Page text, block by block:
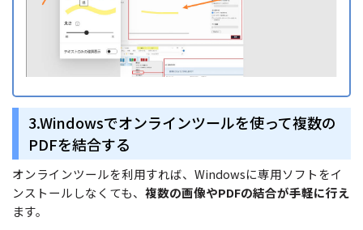
3.Windowsでオンラインツールを使って複数の
PDFを結合する
オンラインツールを利用すれば、Windowsに専用ソフトをイ
ンストールしなくても、 複数の画像やPDFの結合が手軽に行え
ます。